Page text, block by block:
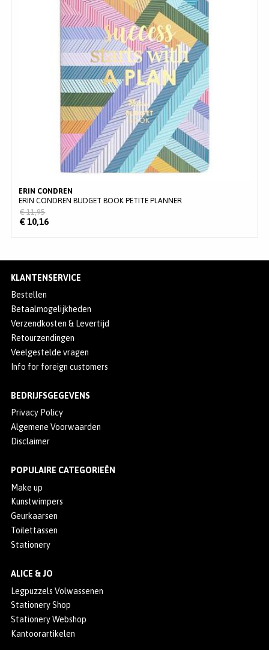
ERIN CONDREN
ERIN CONDREN BUDGET BOOK PETITE PLANNER
€ 10,16
€ 11,95
KLANTENSERVICE
Bestellen
Betaalmogelijkheden
Verzendkosten & Levertijd
Retourzendingen
Veelgestelde vragen
Info for foreign customers
BEDRIJFSGEGEVENS
Privacy Policy
Algemene Voorwaarden
Disclaimer
POPULAIRE CATEGORIEËN
Make up
Kunstwimpers
Geurkaarsen
Toilettassen
Stationery
ALICE & JO
Legpuzzels Volwassenen
Stationery Shop
Stationery Webshop
Kantoorartikelen